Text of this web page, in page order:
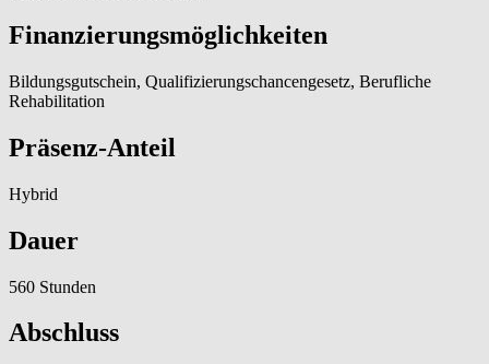
Finanzierungsmöglichkeiten
Bildungsgutschein, Qualifizierungschancengesetz, Berufliche
Rehabilitation
Präsenz-Anteil
Hybrid
Dauer
560 Stunden
Abschluss